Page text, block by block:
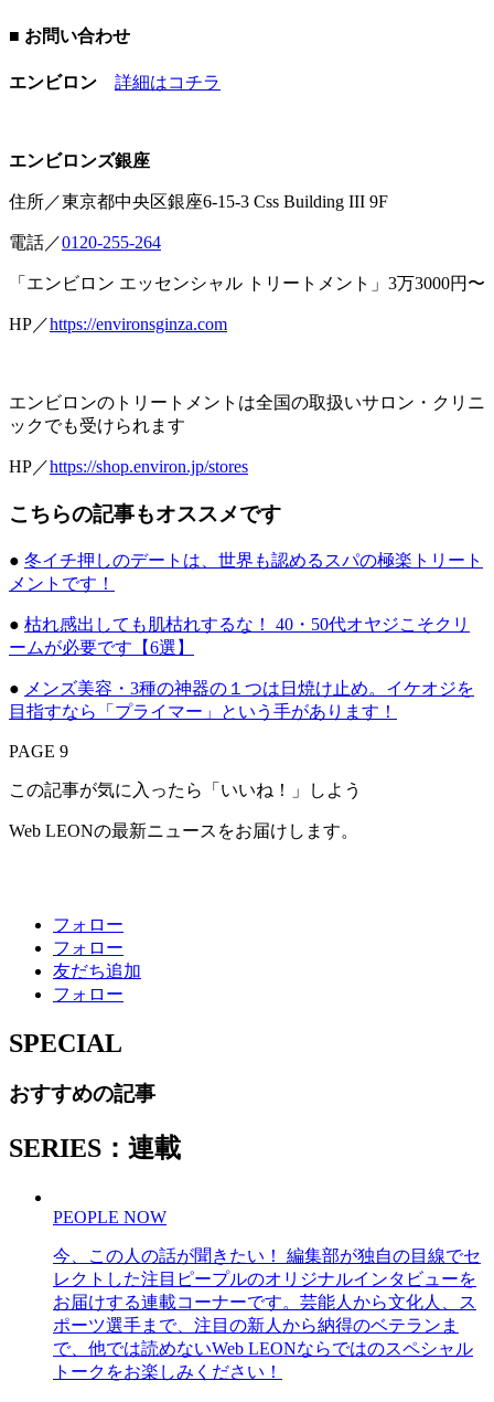
■ お問い合わせ
エンビロン 詳細はコチラ
エンビロンズ銀座
住所／東京都中央区銀座6-15-3 Css Building III 9F
電話／0120-255-264
「エンビロン エッセンシャル トリートメント」3万3000円〜
HP／https://environsginza.com
エンビロンのトリートメントは全国の取扱いサロン・クリニ
ックでも受けられます
HP／https://shop.environ.jp/stores
こちらの記事もオススメです
● 冬イチ押しのデートは、世界も認めるスパの極楽トリート
メントです！
● 枯れ感出しても肌枯れするな！ 40・50代オヤジこそクリ
ームが必要です【6選】
● メンズ美容・3種の神器の１つは日焼け止め。イケオジを
目指すなら「プライマー」という手があります！
PAGE 9
この記事が気に入ったら「いいね！」しよう
Web LEONの最新ニュースをお届けします。
フォロー
フォロー
友だち追加
フォロー
SPECIAL
おすすめの記事
SERIES：連載
PEOPLE NOW
今、この人の話が聞きたい！ 編集部が独自の目線でセ
レクトした注目ピープルのオリジナルインタビューを
お届けする連載コーナーです。芸能人から文化人、ス
ポーツ選手まで、注目の新人から納得のベテランま
で、他では読めないWeb LEONならではのスペシャル
トークをお楽しみください！